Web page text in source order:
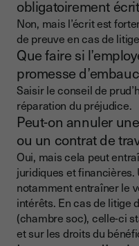
obligatoirement
Non, mais l’écrit est
de preuve en cas de
Que faire si
promesse
Saisir le conseil de
réparation du préjudice.
Peut-on annuler
ou un contrat de
Oui, mais cela peut
juridiques et
notamment entraîner le
intérêts. En cas de litige
(chambre soc), celle-ci
et sur les droits du